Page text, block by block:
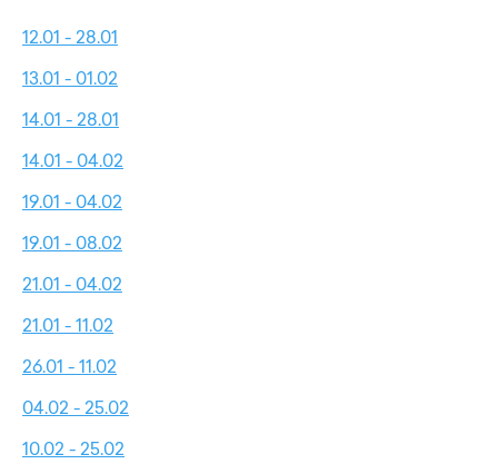
12.01 - 28.01
13.01 - 01.02
14.01 - 28.01
14.01 - 04.02
19.01 - 04.02
19.01 - 08.02
21.01 - 04.02
21.01 - 11.02
26.01 - 11.02
04.02 - 25.02
10.02 - 25.02